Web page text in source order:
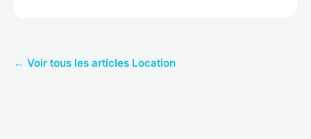
← Voir tous les articles Location